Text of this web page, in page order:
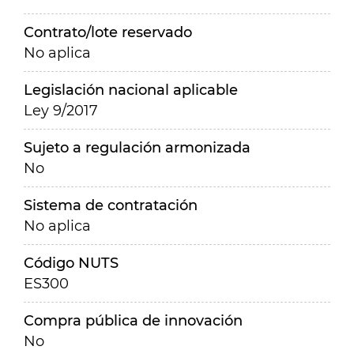
Contrato/lote reservado
No aplica
Legislación nacional aplicable
Ley 9/2017
Sujeto a regulación armonizada
No
Sistema de contratación
No aplica
Código NUTS
ES300
Compra pública de innovación
No